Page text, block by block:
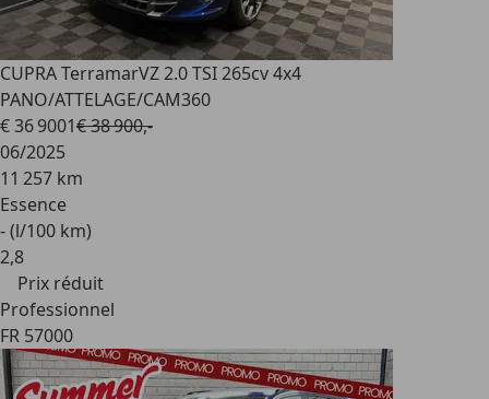
CUPRA TerramarVZ 2.0 TSI 265cv 4x4
PANO/ATTELAGE/CAM360
€ 36 9001€ 38 900,-
06/2025
11 257 km
Essence
- (l/100 km)
2,8
Prix réduit
Professionnel
FR 57000